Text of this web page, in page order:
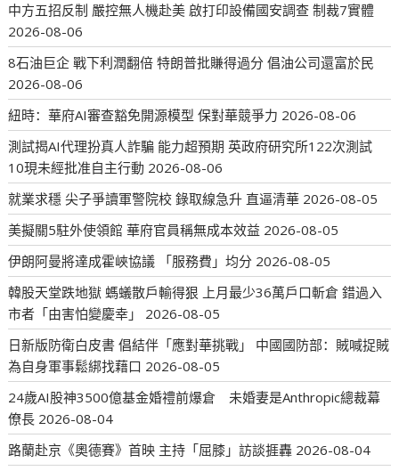
中方五招反制 嚴控無人機赴美 啟打印設備國安調查 制裁7實體
2026-08-06
8石油巨企 戰下利潤翻倍 特朗普批賺得過分 倡油公司還富於民
2026-08-06
紐時：華府AI審查豁免開源模型 保對華競爭力 2026-08-06
測試揭AI代理扮真人詐騙 能力超預期 英政府研究所122次測試
10現未經批准自主行動 2026-08-06
就業求穩 尖子爭讀軍警院校 錄取線急升 直逼清華 2026-08-05
美擬關5駐外使領館 華府官員稱無成本效益 2026-08-05
伊朗阿曼將達成霍峽協議 「服務費」均分 2026-08-05
韓股天堂跌地獄 螞蟻散戶輸得狠 上月最少36萬戶口斬倉 錯過入
市者「由害怕變慶幸」
2026-08-05
日新版防衛白皮書 倡結伴「應對華挑戰」 中國國防部：賊喊捉賊
為自身軍事鬆綁找藉口 2026-08-05
24歲AI股神3500億基金婚禮前爆倉 未婚妻是Anthropic總裁幕
僚長 2026-08-04
路蘭赴京《奧德賽》首映 主持「屈膝」訪談捱轟 2026-08-04